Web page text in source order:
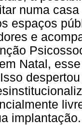
numa
espaços
e
Natal,
implantação.